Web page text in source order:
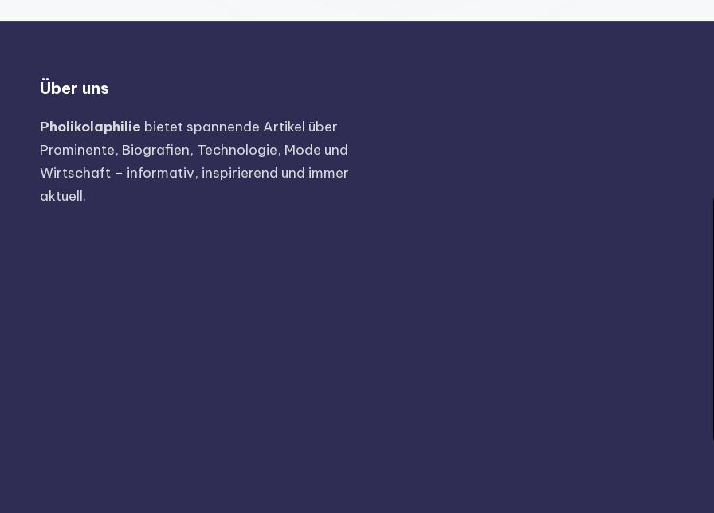
Über uns
Pholikolaphilie bietet spannende Artikel über
Prominente, Biografien, Technologie, Mode und
Wirtschaft – informativ, inspirierend und immer
aktuell.